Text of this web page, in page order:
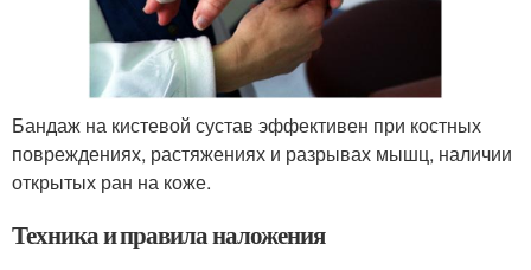
Бандаж на кистевой сустав эффективен при костных
повреждениях, растяжениях и разрывах мышц, наличии
открытых ран на коже.
Техника и правила наложения